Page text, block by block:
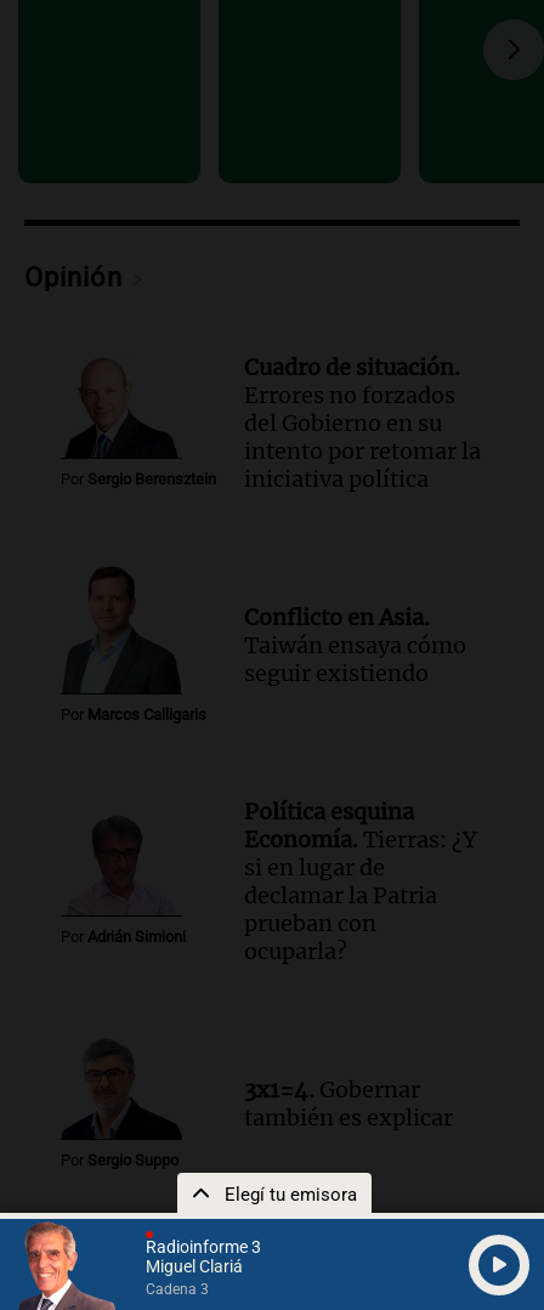
Radioinforme 3
Miguel Clariá
Cadena 3
Elegí tu emisora
Coros Infantos Juveniles en Córdoba en
Panorama Federal
Opinión
Por Sergio Berensztein
Cuadro de situación.
Errores no forzados
del Gobierno en su
intento por retomar la
iniciativa política
Por Marcos Calligaris
Conflicto en Asia.
Taiwán ensaya cómo
seguir existiendo
Por Adrián Simioni
Política esquina
Economía. Tierras: ¿Y
si en lugar de
declamar la Patria
prueban con
ocuparla?
Por Sergio Suppo
3x1=4. Gobernar
también es explicar
El dato confiable.